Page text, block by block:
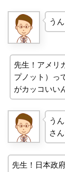
う
先生！アメリ
プノット）っ
がカッコいい
う
さん
先生！日本政